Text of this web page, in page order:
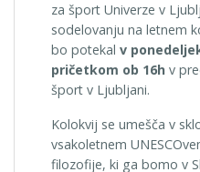
za šport Univerze v
sodelovanju na letnem
bo potekal v
pričetkom ob 16h v
šport v Ljubljani.
Kolokvij se umešča v
vsakoletnem
filozofije, ki ga bomo v